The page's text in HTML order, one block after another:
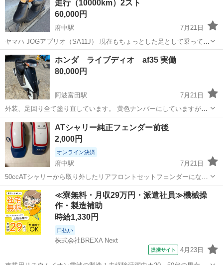
走行（10000km）2スト
60,000円
府中駅
7月21日
ヤマハ JOGアプリオ（SA11J） 現在もちょっとした足として乗ってお
りますので少し距離は伸びます。 ※バッテリー交換後65000円に値上
げします。 〇車体情報〇 ・エンジン絶好調 ・中走行 約1万km （前オ
ーナー...
徳島 徳島市 府中駅 ヤマハ
ホンダ ライブディオ af35 実働
80,000円
阿波富田駅
7月21日
外装、足回り全て塗り直しています。 黄色ナンバーにしていますが、
50登録にできます。 わからないことがあればコメントお願いします。
徳島 徳島市 阿波富田駅 ホンダ
ATシャリー純正フェンダー前後
2,000円
オンライン決済
府中駅
7月21日
50ccATシャリーから取り外したリアフロントセットフェンダーになり
ます。 自家塗装であまりきれいではありませんので神経質な方は購入
はおやめください。 購入の際は3Nでお願いします。 値段の相談は承
りますが、できるだけ高...
徳島 徳島市 府中駅 ホンダ
≪寮無料・月収29万円・派遣社員≫機械操
作・製造補助
時給1,330円
日払い
株式会社BREXA Next
提携サイト 4月23日